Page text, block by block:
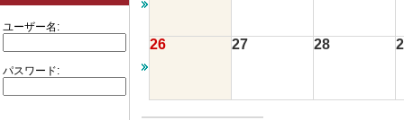
ユーザー名:
パスワード:
26 27 28